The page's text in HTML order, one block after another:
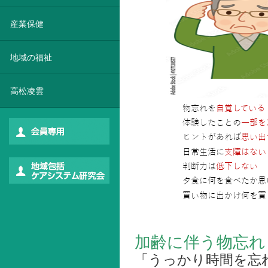
加齢に伴う物忘
「うっかり時間を
産業保健
地域の福祉
高松凌雲